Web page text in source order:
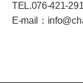
TEL.076-421-
E-mail：